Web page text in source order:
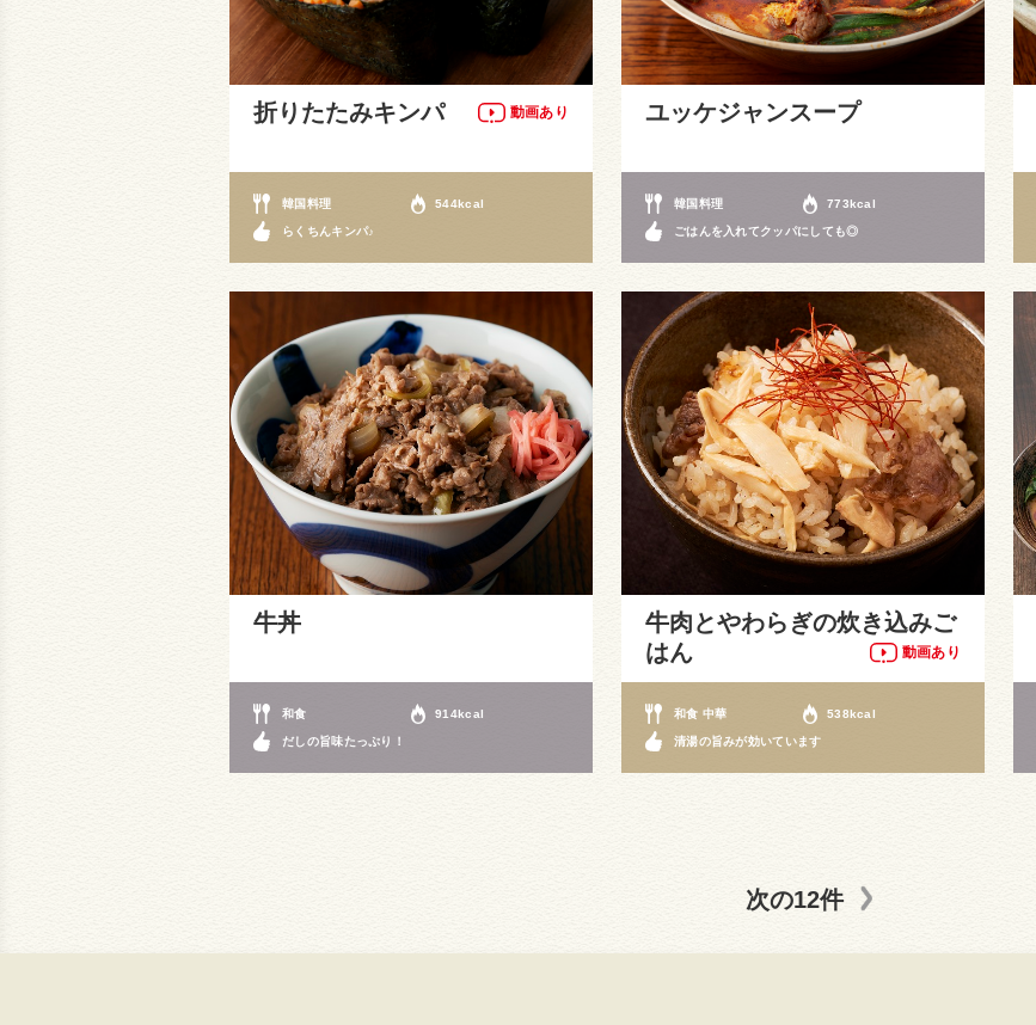
折りたたみキンパ 動画あり
韓国料理 544kcal
らくちんキンパ♪
ユッケジャンスープ
韓国料理 773kcal
ごはんを入れてクッパにしても◎
牛丼
和食 914kcal
だしの旨味たっぷり！
牛肉とやわらぎの炊き込みご
はん
動画あり
和食 中華 538kcal
清湯の旨みが効いています
次の12件